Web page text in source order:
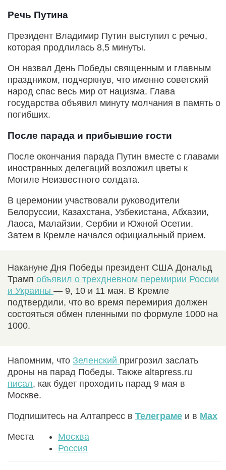
Речь Путина
Президент Владимир Путин выступил с речью,
которая продлилась 8,5 минуты.
Он назвал День Победы священным и главным
праздником, подчеркнув, что именно советский
народ спас весь мир от нацизма. Глава
государства объявил минуту молчания в память о
погибших.
После парада и прибывшие гости
После окончания парада Путин вместе с главами
иностранных делегаций возложил цветы к
Могиле Неизвестного солдата.
В церемонии участвовали руководители
Белоруссии, Казахстана, Узбекистана, Абхазии,
Лаоса, Малайзии, Сербии и Южной Осетии.
Затем в Кремле начался официальный прием.
Накануне Дня Победы президент США Дональд
Трамп объявил о трехдневном перемирии России
и Украины — 9, 10 и 11 мая. В Кремле
подтвердили, что во время перемирия должен
состояться обмен пленными по формуле 1000 на
1000.
Напомним, что Зеленский пригрозил заслать
дроны на парад Победы. Также altapress.ru
писал, как будет проходить парад 9 мая в
Москве.
Подпишитесь на Алтапресс в Телеграме и в Max
Места
Москва
Россия